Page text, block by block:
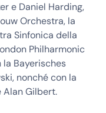
e Daniel Harding,
Orchestra, la
Sinfonica della
Philharmonic
Bayerisches
nonché con la
Alan Gilbert.